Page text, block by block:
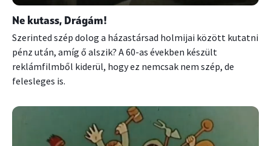
Ne kutass, Drágám!
Szerinted szép dolog a házastársad holmijai között kutatni
pénz után, amíg ő alszik? A 60-as években készült
reklámfilmből kiderül, hogy ez nemcsak nem szép, de
felesleges is.